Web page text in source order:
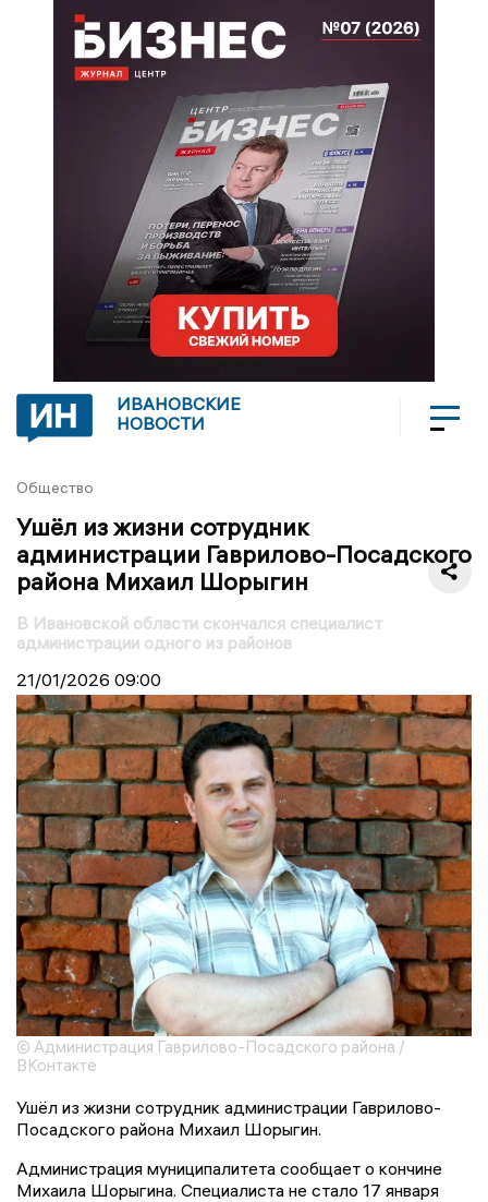
ИВАНОВСКИЕ
НОВОСТИ
Общество
Ушёл из жизни сотрудник
администрации Гаврилово-Посадского
района Михаил Шорыгин
В Ивановской области скончался специалист
администрации одного из районов
21/01/2026 09:00
© Администрация Гаврилово-Посадского района /
ВКонтакте
Ушёл из жизни сотрудник администрации Гаврилово-
Посадского района Михаил Шорыгин.
Администрация муниципалитета сообщает о кончине
Михаила Шорыгина. Специалиста не стало 17 января